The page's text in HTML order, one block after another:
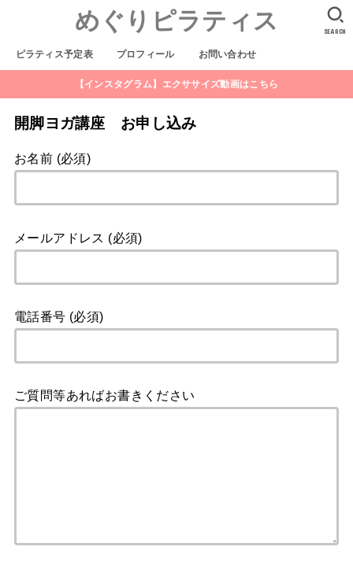
めぐりピラティス
ピラティス予定表 プロフィール お問い合わせ
SEARCH
【インスタグラム】エクササイズ動画はこちら
開脚ヨガ講座 お申し込み
お名前 (必須)
メールアドレス (必須)
電話番号 (必須)
ご質問等あればお書きください